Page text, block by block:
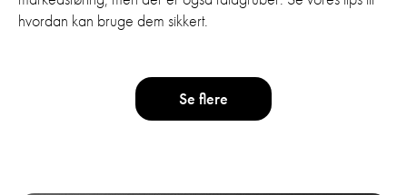
hvordan kan bruge dem sikkert.
Se flere